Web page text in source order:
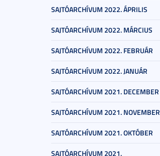
SAJTÓARCHÍVUM 2022. ÁPRILIS
SAJTÓARCHÍVUM 2022. MÁRCIUS
SAJTÓARCHÍVUM 2022. FEBRUÁR
SAJTÓARCHÍVUM 2022. JANUÁR
SAJTÓARCHÍVUM 2021. DECEMBER
SAJTÓARCHÍVUM 2021. NOVEMBER
SAJTÓARCHÍVUM 2021. OKTÓBER
SAJTÓARCHÍVUM 2021.